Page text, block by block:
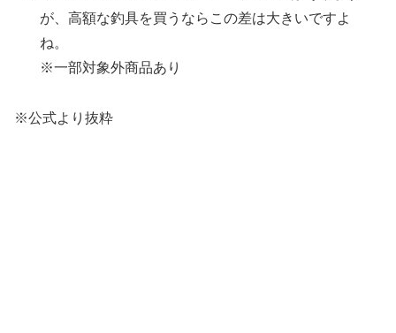
が、高額な釣具を買うならこの差は大きいですよ
ね。
※一部対象外商品あり
※公式より抜粋